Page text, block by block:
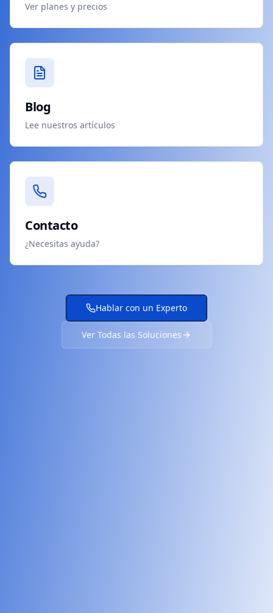
Ver planes y precios
Blog
Lee nuestros artículos
Contacto
¿Necesitas ayuda?
Hablar con un Experto
Ver Todas las Soluciones